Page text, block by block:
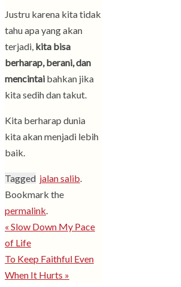
Justru karena kita tidak
tahu apa yang akan
terjadi, kita bisa
berharap, berani, dan
mencintai bahkan jika
kita sedih dan takut.
Kita berharap dunia
kita akan menjadi lebih
baik.
Tagged jalan salib.
Bookmark the
permalink.
« Slow Down My Pace
of Life
To Keep Faithful Even
When It Hurts »